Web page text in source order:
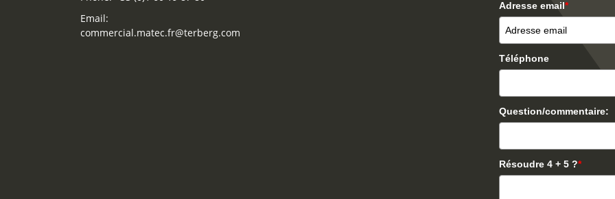
Email:
commercial.matec.fr@terberg.com
Adresse email*
Téléphone
Question/commentaire:
Résoudre 4 + 5 ?*